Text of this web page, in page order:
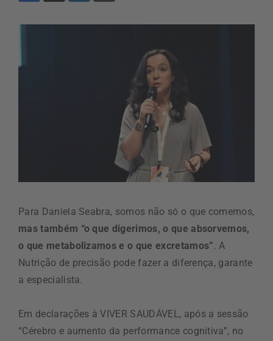
Para Daniela Seabra, somos não só o que comemos,
mas também “o que digerimos, o que absorvemos,
o que metabolizamos e o que excretamos”. A
Nutrição de precisão pode fazer a diferença, garante
a especialista.
Em declarações à VIVER SAUDÁVEL, após a sessão
“Cérebro e aumento da performance cognitiva”, no